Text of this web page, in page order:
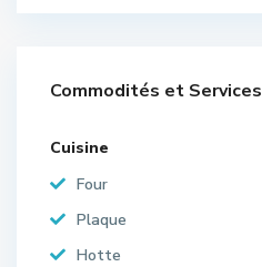
Commodités et Services
Cuisine
Four
Plaque
Hotte